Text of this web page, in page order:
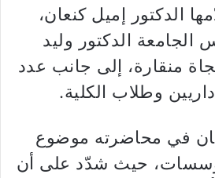
الدكتور إميل كنعان،
الدكتور وليد
منقارة، إلى جانب عدد
وطلاب الكلية.
في محاضرته موضوع
حيث شدّد على أن